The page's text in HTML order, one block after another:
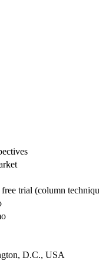
trial (column
D.C., USA